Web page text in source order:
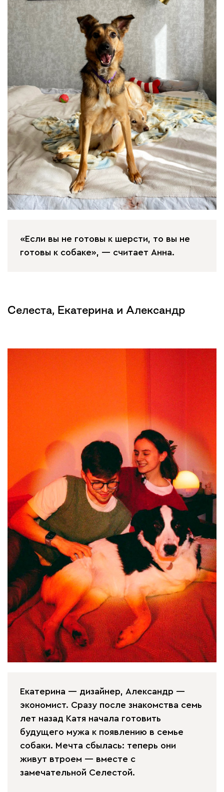
«Если вы не готовы к шерсти, то вы не
готовы к собаке», — считает Анна.
Селеста, Екатерина и Александр
Екатерина — дизайнер, Александр —
экономист. Сразу после знакомства семь
лет назад Катя начала готовить
будущего мужа к появлению в семье
собаки. Мечта сбылась: теперь они
живут втроем — вместе с
замечательной Селестой.